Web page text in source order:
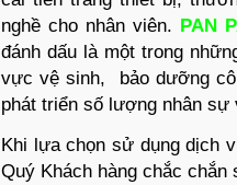
nghề cho nhân viên. PAN
đánh dấu là một trong
vực vệ sinh, bảo dưỡng
phát triển số lượng nhân sự
Khi lựa chọn sử dụng dịch
Quý Khách hàng chắc